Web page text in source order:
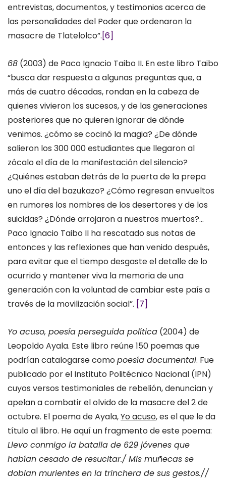
entrevistas, documentos, y testimonios acerca de
las personalidades del Poder que ordenaron la
masacre de Tlatelolco”.[6]
68 (2003) de Paco Ignacio Taibo II. En este libro Taibo
“busca dar respuesta a algunas preguntas que, a
más de cuatro décadas, rondan en la cabeza de
quienes vivieron los sucesos, y de las generaciones
posteriores que no quieren ignorar de dónde
venimos. ¿cómo se cocinó la magia? ¿De dónde
salieron los 300 000 estudiantes que llegaron al
zócalo el día de la manifestación del silencio?
¿Quiénes estaban detrás de la puerta de la prepa
uno el día del bazukazo? ¿Cómo regresan envueltos
en rumores los nombres de los desertores y de los
suicidas? ¿Dónde arrojaron a nuestros muertos?…
Paco Ignacio Taibo II ha rescatado sus notas de
entonces y las reflexiones que han venido después,
para evitar que el tiempo desgaste el detalle de lo
ocurrido y mantener viva la memoria de una
generación con la voluntad de cambiar este país a
través de la movilización social”. [7]
Yo acuso, poesía perseguida política (2004) de
Leopoldo Ayala. Este libro reúne 150 poemas que
podrían catalogarse comopoesía documental. Fue
publicado por el Instituto Politécnico Nacional (IPN)
cuyos versos testimoniales de rebelión, denuncian y
apelan a combatir el olvido de la masacre del 2 de
octubre. El poema de Ayala,Yo acuso, es el que le da
título al libro. He aquí un fragmento de este poema:
Llevo conmigo la batalla de 629 jóvenes que
habían cesado de resucitar./ Mis muñecas se
doblan murientes en la trinchera de sus gestos.//